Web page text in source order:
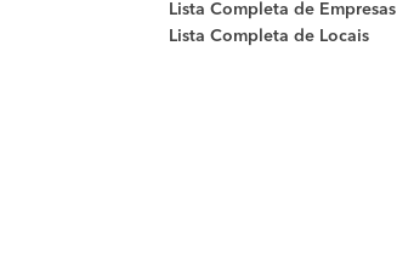
Lista Completa de Empresas
Lista Completa de Locais